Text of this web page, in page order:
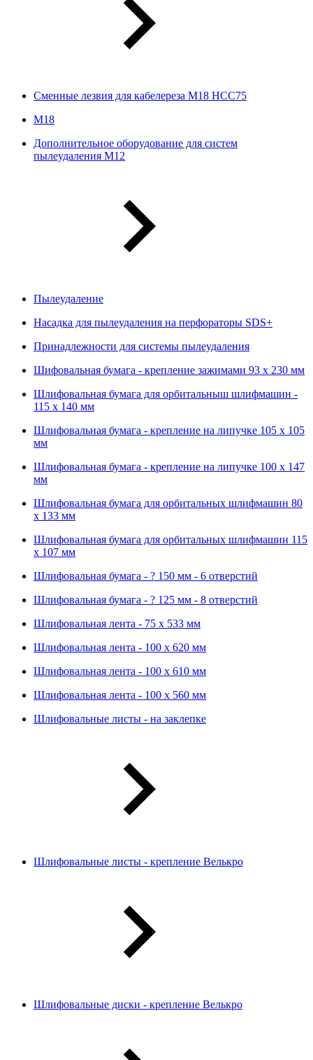
Сменные лезвия для кабелереза M18 HCC75
М18
Дополнительное оборудование для систем
пылеудаления М12
Пылеудаление
Насадка для пылеудаления на перфораторы SDS+
Принадлежности для системы пылеудаления
Шифовальная бумага - крепление зажимами 93 х 230 мм
Шлифовальная бумага для орбитальныш шлифмашин -
115 х 140 мм
Шлифовальная бумага - крепление на липучке 105 х 105
мм
Шлифовальная бумага - крепление на липучке 100 х 147
мм
Шлифовальная бумага для орбитальных шлифмашин 80
х 133 мм
Шлифовальная бумага для орбитальных шлифмашин 115
х 107 мм
Шлифовальная бумага - ? 150 мм - 6 отверстий
Шлифовальная бумага - ? 125 мм - 8 отверстий
Шлифовальная лента - 75 х 533 мм
Шлифовальная лента - 100 х 620 мм
Шлифовальная лента - 100 х 610 мм
Шлифовальная лента - 100 х 560 мм
Шлифовальные листы - на заклепке
Шлифовальные листы - крепление Велькро
Шлифовальные диски - крепление Велькро